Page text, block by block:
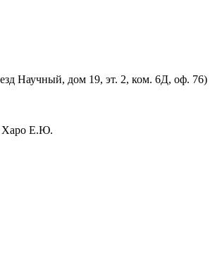
Научный, дом 19, эт. 2, ком. 6Д, оф. 76)
Харо Е.Ю.